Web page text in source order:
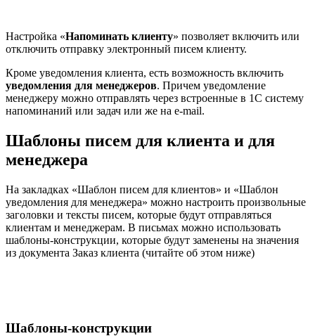
Настройка «Напоминать клиенту» позволяет включить или
отключить отправку электронный писем клиенту.
Кроме уведомления клиента, есть возможность включить
уведомления для менеджеров. Причем уведомление
менеджеру можно отправлять через встроенные в 1С систему
напоминаний или задач или же на e-mail.
Шаблоны писем для клиента и для
менеджера
На закладках «Шаблон писем для клиентов» и «Шаблон
уведомления для менеджера» можно настроить произвольные
заголовки и тексты писем, которые будут отправляться
клиентам и менеджерам. В письмах можно использовать
шаблоны-конструкции, которые будут заменены на значения
из документа Заказ клиента (читайте об этом ниже)
Шаблоны-конструкции